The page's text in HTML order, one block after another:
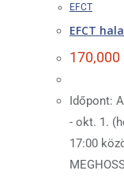
EFCT
EFCT
170,000
Időpont:
- okt. 1.
17:00